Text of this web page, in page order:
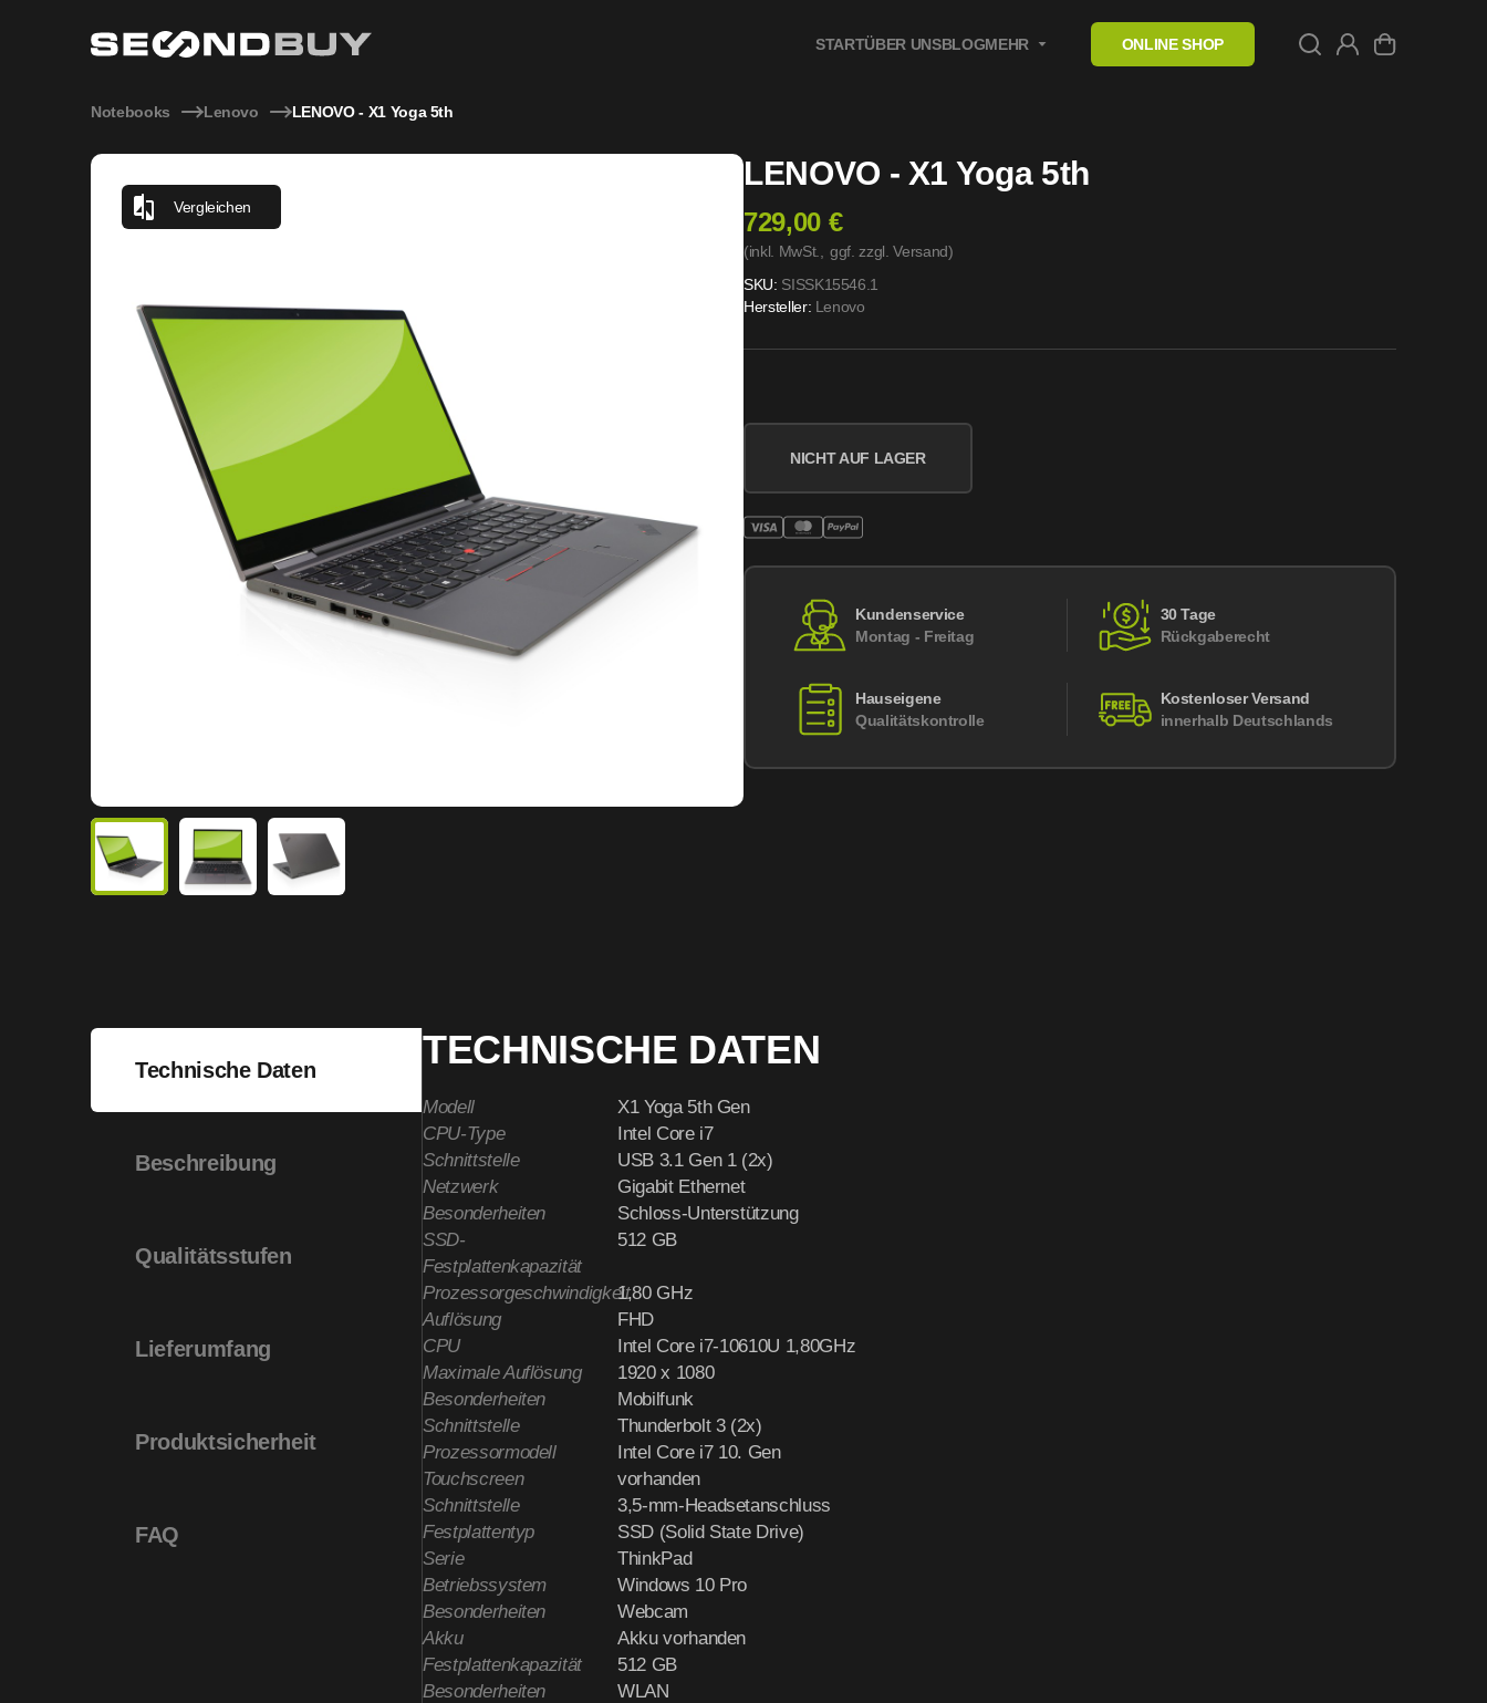
STARTÜBER UNSBLOGMEHR ONLINE SHOP
Notebooks Lenovo LENOVO - X1 Yoga 5th
Vergleichen
LENOVO - X1 Yoga 5th
729,00 €
(inkl. MwSt., ggf. zzgl. Versand)
SKU: SISSK15546.1
Hersteller: Lenovo
NICHT AUF LAGER
Kundenservice
Montag - Freitag
30 Tage
Rückgaberecht
Hauseigene
Qualitätskontrolle
Kostenloser Versand
innerhalb Deutschlands
Technische Daten
Beschreibung
Qualitätsstufen
Lieferumfang
Produktsicherheit
FAQ
TECHNISCHE DATEN
Modell
X1 Yoga 5th Gen
CPU-Type
Intel Core i7
Schnittstelle
USB 3.1 Gen 1 (2x)
Netzwerk
Gigabit Ethernet
Besonderheiten
Schloss-Unterstützung
SSD-
Festplattenkapazität
512 GB
Prozessorgeschwindigkeit1,80 GHz
Auflösung
FHD
CPU
Intel Core i7-10610U 1,80GHz
Maximale Auflösung
1920 x 1080
Besonderheiten
Mobilfunk
Schnittstelle
Thunderbolt 3 (2x)
Prozessormodell
Intel Core i7 10. Gen
Touchscreen
vorhanden
Schnittstelle
3,5-mm-Headsetanschluss
Festplattentyp
SSD (Solid State Drive)
Serie
ThinkPad
Betriebssystem
Windows 10 Pro
Besonderheiten
Webcam
Akku
Akku vorhanden
Festplattenkapazität
512 GB
Besonderheiten
WLAN